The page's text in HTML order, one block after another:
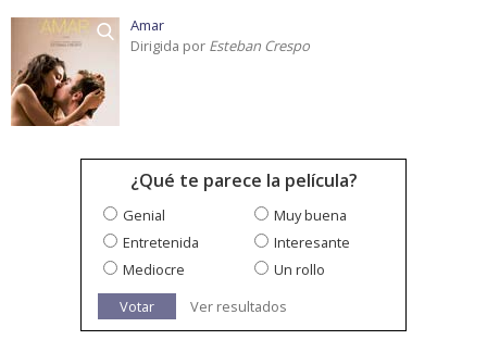
Amar
Dirigida por Esteban Crespo
¿Qué te parece la película?
Genial
Muy buena
Entretenida
Interesante
Mediocre
Un rollo
Votar
Ver resultados